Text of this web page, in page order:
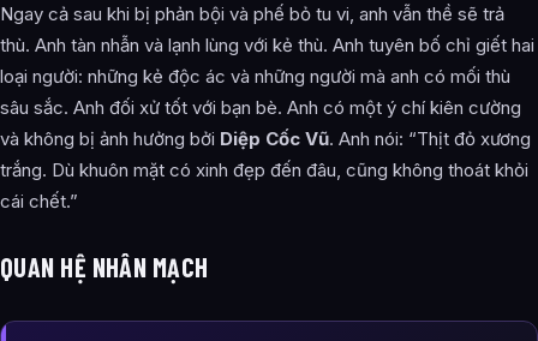
Ngay cả sau khi bị phản bội và phế bỏ tu vi, anh vẫn thề sẽ trả
thù. Anh tàn nhẫn và lạnh lùng với kẻ thù. Anh tuyên bố chỉ giết hai
loại người: những kẻ độc ác và những người mà anh có mối thù
sâu sắc. Anh đối xử tốt với bạn bè. Anh có một ý chí kiên cường
và không bị ảnh hưởng bởi Diệp Cốc Vũ. Anh nói: “Thịt đỏ xương
trắng. Dù khuôn mặt có xinh đẹp đến đâu, cũng không thoát khỏi
cái chết.”
QUAN HỆ NHÂN MẠCH